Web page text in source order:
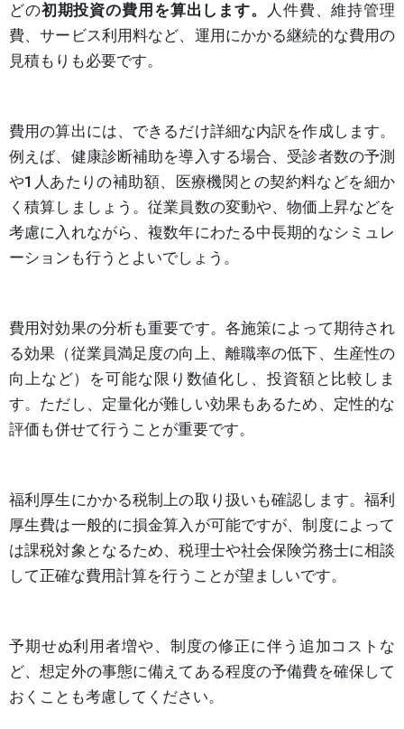
どの初期投資の費用を算出します。
人件費、維持管理
費、サービス利用料など、運用にかかる継続的な費用の
見積もりも必要です。
費用の算出には、できるだけ詳細な内訳を作成します。
例えば、健康診断補助を導入する場合、受診者数の予測
や1人あたりの補助額、医療機関との契約料などを細か
く積算しましょう。従業員数の変動や、物価上昇などを
考慮に入れながら、複数年にわたる中長期的なシミュレ
ーションも行うとよいでしょう。
費用対効果の分析も重要です。各施策によって期待され
る効果（従業員満足度の向上、離職率の低下、生産性の
向上など）を可能な限り数値化し、投資額と比較しま
す。ただし、定量化が難しい効果もあるため、定性的な
評価も併せて行うことが重要です。
福利厚生にかかる税制上の取り扱いも確認します。福利
厚生費は一般的に損金算入が可能ですが、制度によって
は課税対象となるため、税理士や社会保険労務士に相談
して正確な費用計算を行うことが望ましいです。
予期せぬ利用者増や、制度の修正に伴う追加コストな
ど、想定外の事態に備えてある程度の予備費を確保して
おくことも考慮してください。